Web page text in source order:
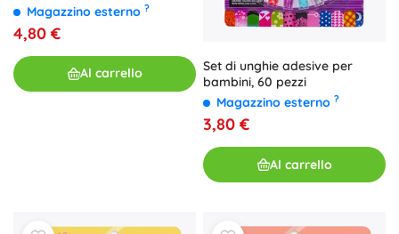
Magazzino esterno ?
4,80 €
Al carrello
Set di unghie adesive per
bambini, 60 pezzi
Magazzino esterno ?
3,80 €
Al carrello